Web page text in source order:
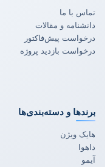
تماس با ما
دانشنامه و مقالات
درخواست پیش‌فاکتور
درخواست بازدید پروژه
برندها و دسته‌بندی‌ها
هایک ویژن
داهوا
آیمو